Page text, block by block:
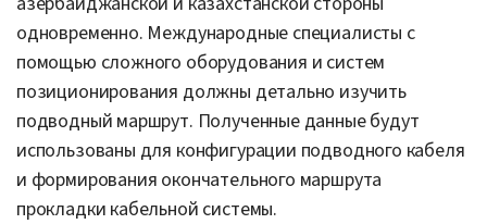
одновременно. Международные специалисты с
помощью сложного оборудования и систем
позиционирования должны детально изучить
подводный маршрут. Полученные данные будут
использованы для конфигурации подводного кабеля
и формирования окончательного маршрута
прокладки кабельной системы.